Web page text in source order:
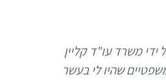
ידי משרד עו"ד קליין
שהיו לי בעשר